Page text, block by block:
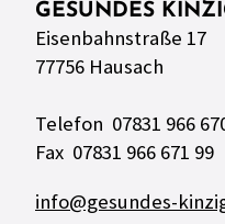
GESUNDES
Eisenbahnstraße 17
77756 Hausach
Telefon 07831 966
Fax 07831 966 671 99
info@gesundes-